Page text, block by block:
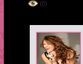
(0)